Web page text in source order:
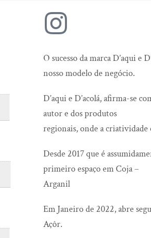
O sucesso da marca D’aqui e
nosso modelo de negócio.
D’aqui e D’acolá, afirma-se
autor e dos produtos
regionais, onde a criatividade
Desde 2017 que é
primeiro espaço em Coja –
Arganil
Em Janeiro de 2022, abre
Açôr.